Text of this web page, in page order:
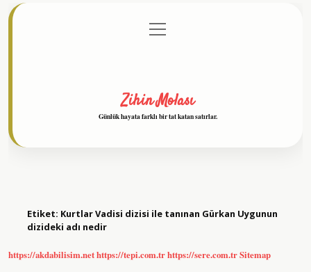
Gizlilik Politikası
menüyü
aç
Zihin Molası
Günlük hayata farklı bir tat katan satırlar.
Etiket: Kurtlar Vadisi dizisi ile tanınan Gürkan Uygunun
dizideki adı nedir
https://akdabilisim.nethttps://tepi.com.trhttps://sere.com.trSitemap